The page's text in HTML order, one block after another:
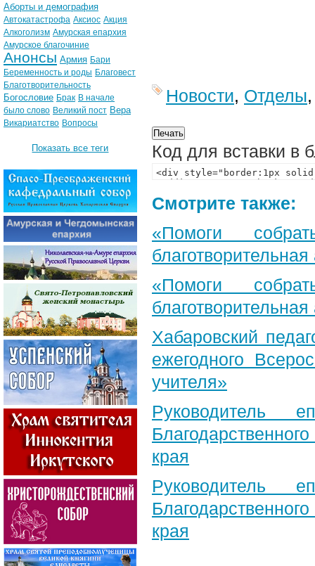
Новости, Отделы
Код для вставки в
Смотрите также:
«Помоги
«Помоги
Хабаровский
ежегодного
учителя»
Руководитель
края
Руководитель
края
Аборты и демография
Автокатастрофа Аксиос Акция
Алкоголизм Амурская епархия
Амурское благочиние
Анонсы Армия Бари
Беременность и роды Благовест
Благотворительность
Богословие Брак В начале
было слово Великий пост Вера
Викариатство Вопросы
Показать все теги